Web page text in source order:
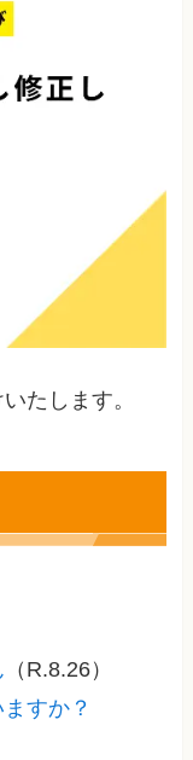
たします。
（R.8.26）
すか？